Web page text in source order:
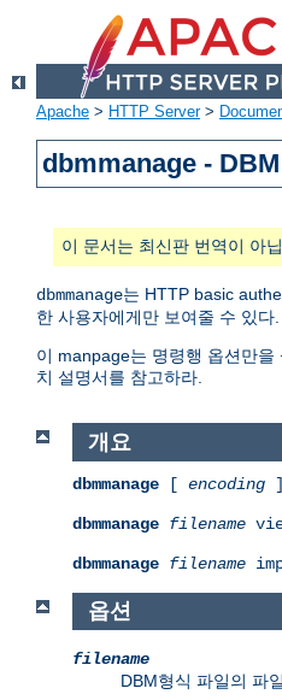
Apache > HTTP Server>
dbmmanage -
이 문서는 최신판 번역이 아
dbmmanage는 HTTP basic
한 사용자에게만 보여줄 수 있
이 manpage는 명령행 옵션만을
치 설명서를 참고하라.
개요
dbmmanage [ encoding
dbmmanage filename
dbmmanage filename
옵션
filename
DBM형식 파일의 파